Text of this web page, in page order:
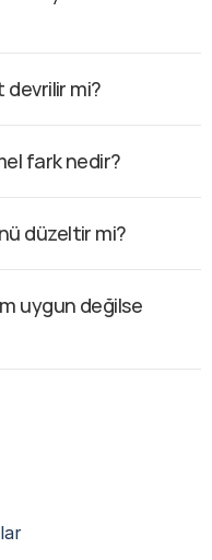
mi?
fark nedir?
düzeltir mi?
uygun değilse